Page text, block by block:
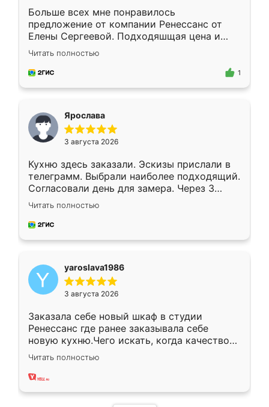
Больше всех мне понравилось
предложение от компании Ренессанс от
Елены Сергеевой. Подходяшщая цена и
короткие сроки изготовления. Приехавший
для замера сотрудник Владислав
предложил по моему эскизу самый
Читать полностью
1
Ярослава
3 августа 2026
Кухню здесь заказали. Эскизы прислали в
телеграмм. Выбрали наиболее подходящий.
Согласовали день для замера. Через 3
недели кухня была уже готова. Остались
довольны работой. Спасибо Ренессанс
мебель за качественную работу!
Читать полностью
yaroslava1986
3 августа 2026
Заказала себе новый шкаф в студии
Ренессанс где ранее заказывала себе
новую кухню.Чего искать, когда качеством
вполне довольна. Служит кухня уже почти
два года, нареканий нет.
Читать полностью